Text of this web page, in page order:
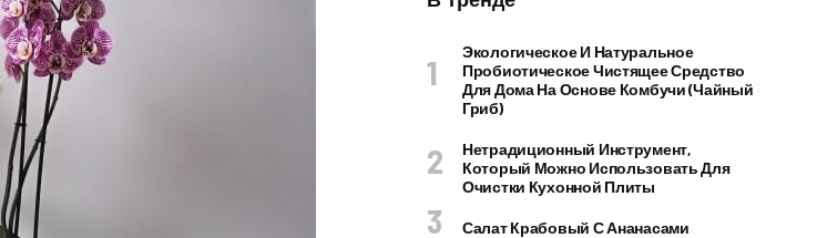
Экологическое И Натуральное
Пробиотическое Чистящее Средство
Для Дома На Основе Комбучи (чайный
Гриб)
Нетрадиционный Инструмент,
Который Можно Использовать Для
Очистки Кухонной Плиты
Салат Крабовый С Ананасами